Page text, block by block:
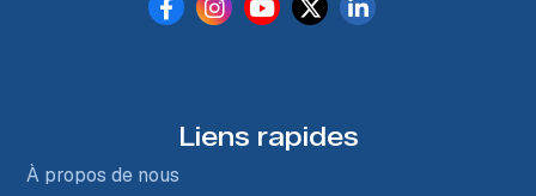
Liens rapides
À propos de nous